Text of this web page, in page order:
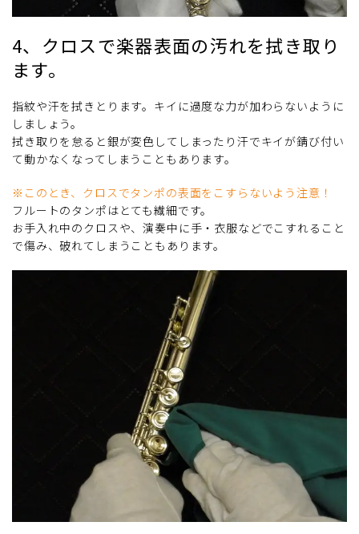
4、クロスで楽器表面の汚れを拭き取り
ます。
指紋や汗を拭きとります。キイに過度な力が加わらないように
しましょう。
拭き取りを怠ると銀が変色してしまったり汗でキイが錆び付い
て動かなくなってしまうこともあります。
※このとき、クロスでタンポの表面をこすらないよう注意！
フルートのタンポはとても繊細です。
お手入れ中のクロスや、演奏中に手・衣服などでこすれること
で傷み、破れてしまうこともあります。